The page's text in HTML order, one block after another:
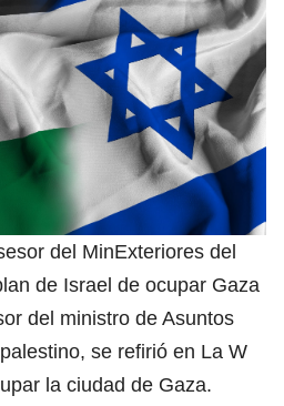
del MinExteriores del
de Israel de ocupar Gaza
del ministro de Asuntos
se refirió en La W
la ciudad de Gaza.